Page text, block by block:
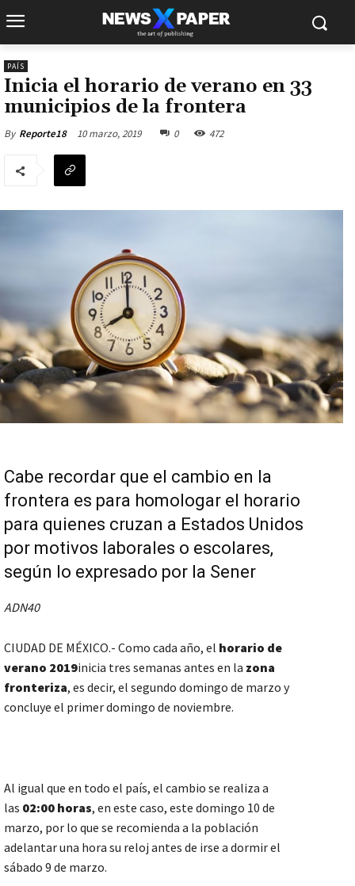
PAÍS
Inicia el horario de verano en 33
municipios de la frontera
By Reporte18 10 marzo, 2019 0 472
Cabe recordar que el cambio en la
frontera es para homologar el horario
para quienes cruzan a Estados Unidos
por motivos laborales o escolares,
según lo expresado por la Sener
ADN40
CIUDAD DE MÉXICO.- Como cada año, el horario de
verano 2019inicia tres semanas antes en la zona
fronteriza, es decir, el segundo domingo de marzo y
concluye el primer domingo de noviembre.
Al igual que en todo el país, el cambio se realiza a
las 02:00 horas, en este caso, este domingo 10 de
marzo, por lo que se recomienda a la población
adelantar una hora su reloj antes de irse a dormir el
sábado 9 de marzo.